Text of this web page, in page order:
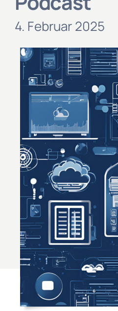
Kontakt und
4. Februar 2025